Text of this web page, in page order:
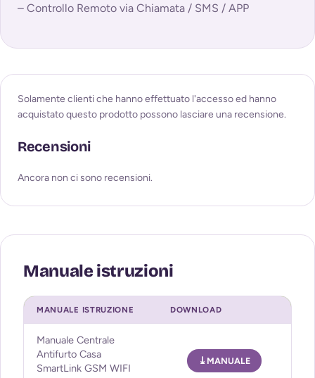
– Controllo Remoto via Chiamata / SMS / APP
Recensioni
Ancora non ci sono recensioni.
Solamente clienti che hanno effettuato l'accesso ed hanno
acquistato questo prodotto possono lasciare una recensione.
MANUALE ISTRUZIONE DOWNLOAD
Manuale Centrale
Antifurto Casa
SmartLink GSM WIFI
MANUALE